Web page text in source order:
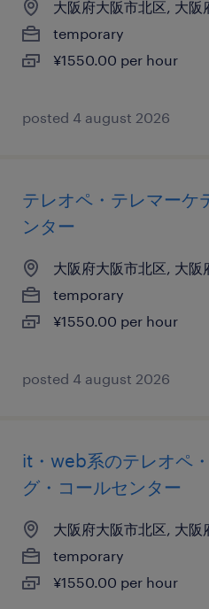
大阪府大阪市北区, 大阪
temporary
¥1550.00 per hour
posted 4 august 2026
テレオペ・テレマーケ
ンター
大阪府大阪市北区, 大阪
temporary
¥1550.00 per hour
posted 4 august 2026
it・web系のテレオペ
グ・コールセンター
大阪府大阪市北区, 大阪
temporary
¥1550.00 per hour